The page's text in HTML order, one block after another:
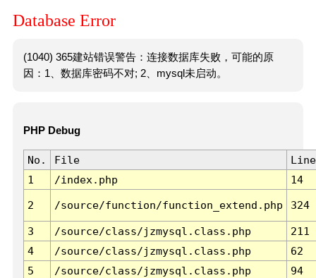
Database Error
(1040) 365建站错误警告：连接数据库失败，可能的原
因：1、数据库密码不对; 2、mysql未启动。
PHP Debug
No. File
Line
1
/index.php 14
2 /source/function/function_extend.php 324
3 /source/class/jzmysql.class.php
211
4
/source/class/jzmysql.class.php
62
5
/source/class/jzmysql.class.php
94